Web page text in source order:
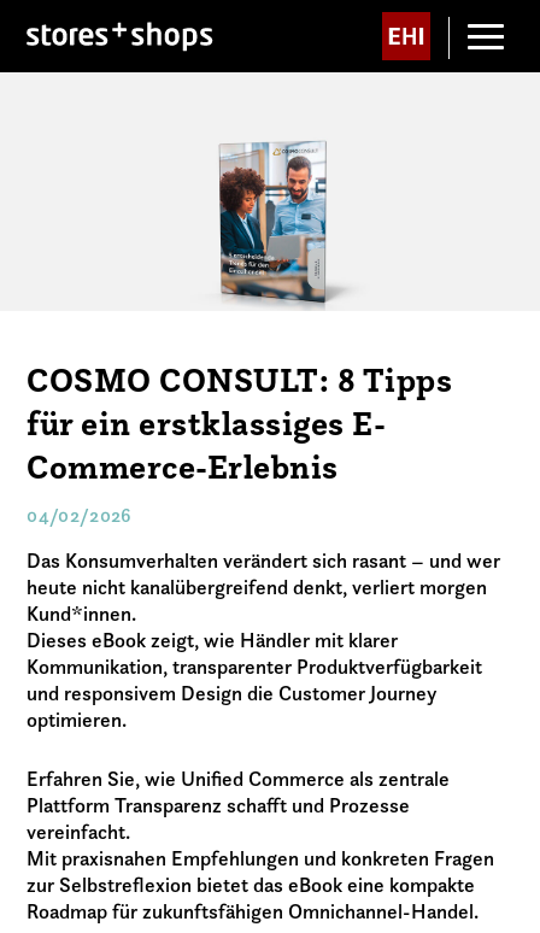
COSMO CONSULT: 8 Tipps
für ein erstklassiges E-
Commerce-Erlebnis
04/02/2026
Das Konsumverhalten verändert sich rasant – und wer
heute nicht kanalübergreifend denkt, verliert morgen
Kund*innen.
Dieses eBook zeigt, wie Händler mit klarer
Kommunikation, transparenter Produktverfügbarkeit
und responsivem Design die Customer Journey
optimieren.
Erfahren Sie, wie Unified Commerce als zentrale
Plattform Transparenz schafft und Prozesse
vereinfacht.
Mit praxisnahen Empfehlungen und konkreten Fragen
zur Selbstreflexion bietet das eBook eine kompakte
Roadmap für zukunftsfähigen Omnichannel-Handel.